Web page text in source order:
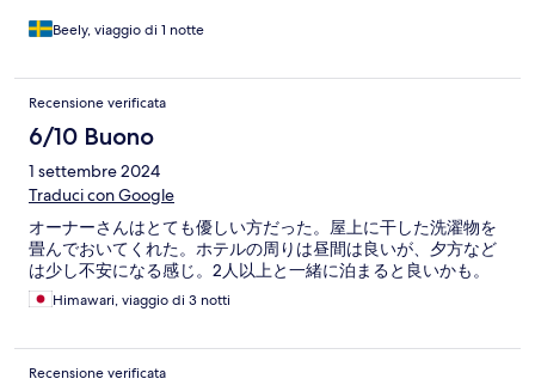
Beely, viaggio di 1 notte
Recensione verificata
6/10 Buono
1 settembre 2024
Traduci con Google
オーナーさんはとても優しい方だった。屋上に干した洗濯物を
畳んでおいてくれた。ホテルの周りは昼間は良いが、夕方など
は少し不安になる感じ。2人以上と一緒に泊まると良いかも。
Himawari, viaggio di 3 notti
Recensione verificata